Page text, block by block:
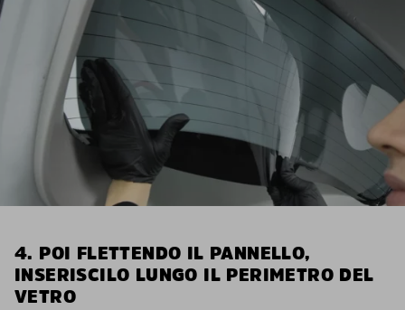
4. POI FLETTENDO IL PANNELLO,
INSERISCILO LUNGO IL PERIMETRO DEL
VETRO